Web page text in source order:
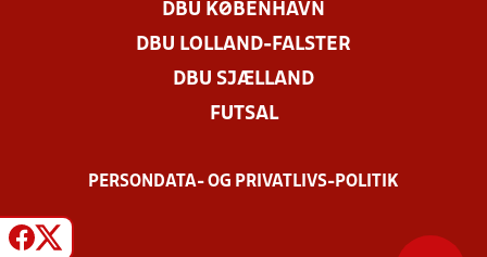
DBU KØBENHAVN
DBU LOLLAND-FALSTER
DBU SJÆLLAND
FUTSAL
PERSONDATA- OG PRIVATLIVS-POLITIK